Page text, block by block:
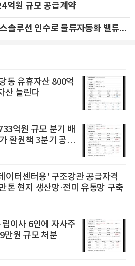
억원 규모 공급계약
클로봇, 두산로지스틱스솔루션 인수로 물류자동화 밸류체인 확장 추진 - IBK투자증권
동 유휴자산 800억
산 늘린다
억원 규모 분기 배
환원책 3분기 공
이터센터용' 구조강관 공급자격
톤 현지 생산망·전미 유통망 구축
이사 6인에 자사주
만원 규모 처분